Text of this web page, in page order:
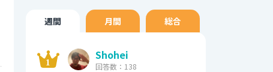
週間 月間 総合
Shohei
回答数：138